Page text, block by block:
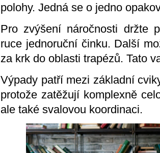
polohy. Jedná se o jedno
Pro zvýšení náročnosti držte
ruce jednoruční činku. Další
za krk do oblasti trapézů. Tato
Výpady patří mezi základní
protože zatěžují komplexně
ale také svalovou koordinaci.